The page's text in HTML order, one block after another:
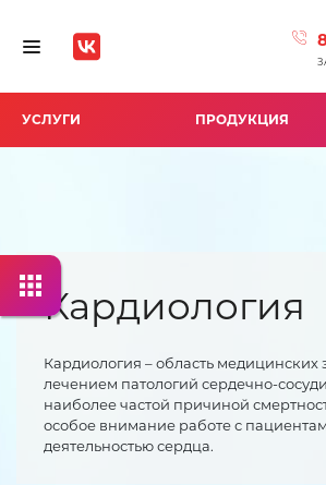
Toggle navigation
УСЛУГИ ПРОДУКЦИЯ
Кардиология
Кардиология – область медицинских
лечением патологий сердечно-
наиболее частой причиной
особое внимание работе с
деятельностью сердца.